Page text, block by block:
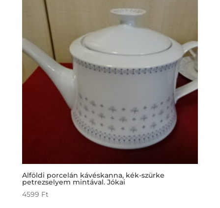
Alföldi porcelán kávéskanna, kék-szürke
petrezselyem mintával. Jókai
4599 Ft